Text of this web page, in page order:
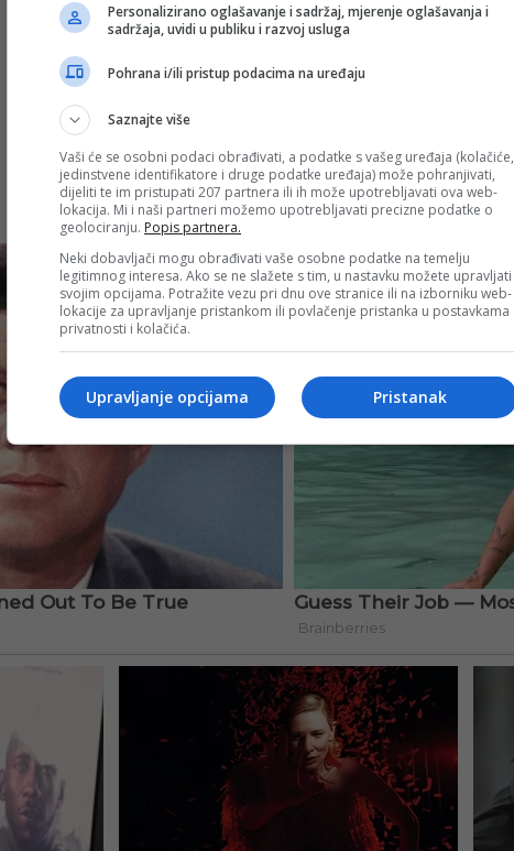
Personalizirano oglašavanje i sadržaj, mjerenje oglašavanja i
sadržaja, uvidi u publiku i razvoj usluga
Pohrana i/ili pristup podacima na uređaju
Saznajte više
Vaši će se osobni podaci obrađivati, a podatke s vašeg uređaja (kolačiće,
jedinstvene identifikatore i druge podatke uređaja) može pohranjivati,
dijeliti te im pristupati 207 partnera ili ih može upotrebljavati ova web-
lokacija. Mi i naši partneri možemo upotrebljavati precizne podatke o
geolociranju. Popis partnera.
Neki dobavljači mogu obrađivati vaše osobne podatke na temelju
legitimnog interesa. Ako se ne slažete s tim, u nastavku možete upravljati
svojim opcijama. Potražite vezu pri dnu ove stranice ili na izborniku web-
lokacije za upravljanje pristankom ili povlačenje pristanka u postavkama
privatnosti i kolačića.
Pristanak
Upravljanje opcijama